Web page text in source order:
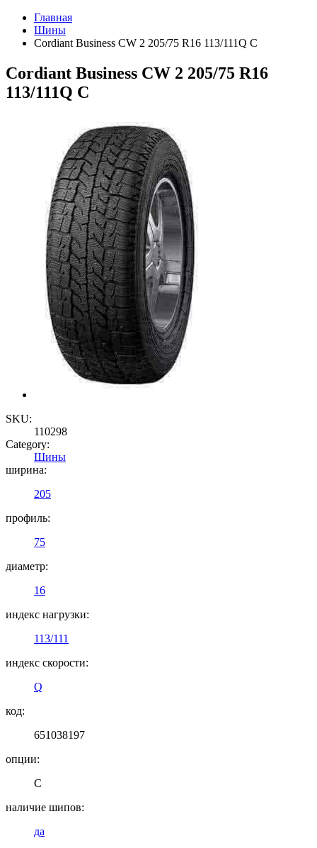
Главная
Шины
Cordiant Business CW 2 205/75 R16 113/111Q C
Cordiant Business CW 2 205/75 R16
113/111Q C
SKU:
110298
Category:
Шины
ширина:
205
профиль:
75
диаметр:
16
индекс нагрузки:
113/111
индекс скорости:
Q
код:
651038197
опции:
C
наличие шипов:
да